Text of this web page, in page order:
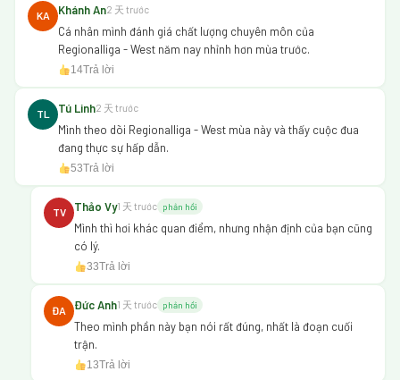
KA Khánh An2 天 trước
Cá nhân mình đánh giá chất lượng chuyên môn của
Regionalliga - West năm nay nhỉnh hơn mùa trước.
14Trả lời
TL Tú Linh2 天 trước
Mình theo dõi Regionalliga - West mùa này và thấy cuộc đua
đang thực sự hấp dẫn.
53Trả lời
TV Thảo Vy1 天 trước phản hồi
Mình thì hơi khác quan điểm, nhưng nhận định của bạn cũng
có lý.
33Trả lời
ĐA Đức Anh1 天 trước phản hồi
Theo mình phần này bạn nói rất đúng, nhất là đoạn cuối
trận.
13Trả lời